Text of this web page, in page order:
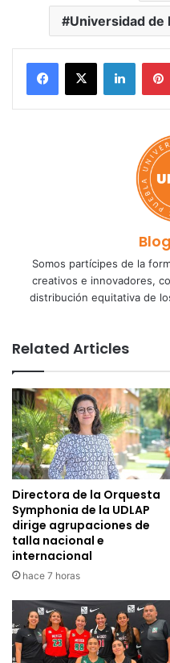
Universidad de
Somos partícipes de la
creativos e innovadores,
distribución equitativa de
Related Articles
Directora de la Orquesta
Symphonia de la UDLAP
dirige agrupaciones de
talla nacional e
internacional
hace 7 horas